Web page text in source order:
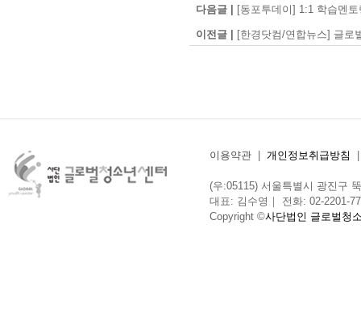
다음글 | [동포투데이] 1:1 학습멘
이전글 | [한경닷컴/연합뉴스] 글로
이용약관 개인정보취급방침
(우:05115) 서울특별시 광진구
대표: 김수영｜ 전화: 02-2201-
Copyright ©사단법인 글로벌청